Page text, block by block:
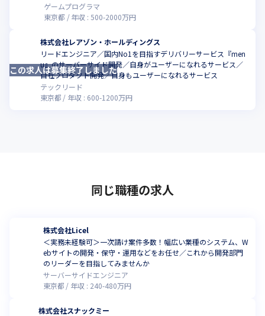
ゲームプログラマ
東京都
年収 : 500-2000万円
株式会社レアゾン・ホールディングス
リードエンジニア／国内No1を目指すデリバリーサービス『men
u』のサーバーサイド開発／自身がユーザーになれるサービス／
自社プロダクト開発／自身もユーザーになれるサービス
テックリード
東京都
年収 : 600-1200万円
この求人は募集終了しました
同じ職種の求人
株式会社Licel
＜実務未経験可＞一次請け案件多数！幅広い業種のシステム、W
ebサイトの開発・保守・運用などをお任せ／これから開発部門
のリーダーを目指してみませんか
サーバーサイドエンジニア
東京都
年収 : 240-480万円
株式会社スナックミー